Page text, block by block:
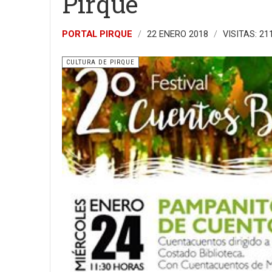
PORTAL PIRQUE 22 ENERO 2018 VISITAS:
CULTURA DE PIRQUE